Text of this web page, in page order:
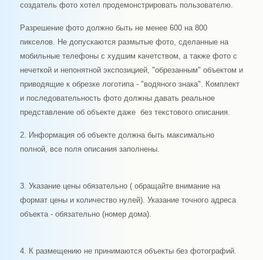
создатель фото хотел продемонстрировать пользователю.
Разрешение фото должно быть не менее 600 на 800
пикселов. Не допускаются размытые фото, сделанные на
мобильные телефоны с худшим качетством, а также фото с
нечеткой и непонятной экспозицией, "обрезанным" объектом и
приводящие к обрезке логотипа - "водяного знака". Комплект
и последовательность фото должны давать реальное
представление об объекте даже без текстового описания.
2. Информация об объекте должна быть максимально
полной, все поля описания заполнены.
3. Указание цены обязательно ( обращайте внимание на
формат цены и количество нулей). Указание точного адреса
объекта - обязательно (номер дома).
4. К размещению не принимаются объекты без фотографий.